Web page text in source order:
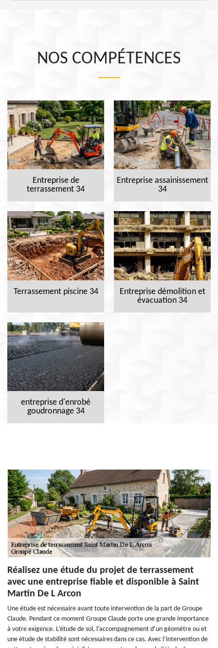
NOS COMPÉTENCES
Entreprise de
terrassement 34
Entreprise assainissement
34
Terrassement piscine 34
Entreprise démolition et
évacuation 34
entreprise d'enrobé
goudronnage 34
Réalisez une étude du projet de terrassement
avec une entreprise fiable et disponible à Saint
Martin De L Arcon
Une étude est nécessaire avant toute intervention de la part de Groupe
Claude. Pendant ce moment Groupe Claude porte une grande importance
à votre exigence. L’étude de sol, l’accompagnement d’un géomètre ou et
une étude de stabilité sont nécessaires dans ce cas. Avec l’intervention de